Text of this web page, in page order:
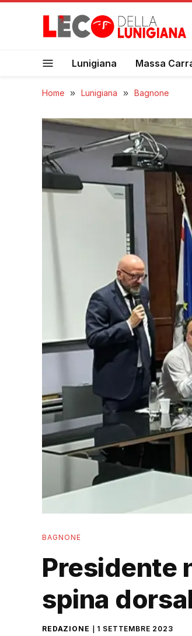
Lunigiana Massa
Home » Lunigiana » Bagnone
BAGNONE
Presidente
spina
REDAZIONE 1 SETTEMBRE 2023